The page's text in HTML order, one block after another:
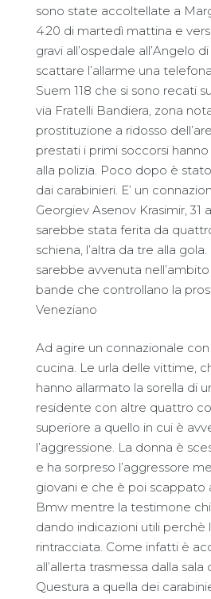
sono state accoltellate a
4.20 di martedì mattina e
gravi all’ospedale all’Angelo
scattare l’allarme una
Suem 118 che si sono recati
via Fratelli Bandiera, zona
prostituzione a ridosso
prestati i primi soccorsi
alla polizia. Poco dopo è
dai carabinieri. E’ un
Georgiev Asenov Krasimir, 31
sarebbe stata ferita da
schiena, l’altra da tre alla gola.
sarebbe avvenuta
bande che controllano la
Veneziano
Ad agire un connazionale
cucina. Le urla delle vittime,
hanno allarmato la sorella di
residente con altre quattro
superiore a quello in cui è
l’aggressione. La donna è
e ha sorpreso l’aggressore
giovani e che è poi scappato
Bmw mentre la testimone
dando indicazioni utili perchè
rintracciata. Come infatti è
all’allerta trasmessa dalla
Questura a quella dei